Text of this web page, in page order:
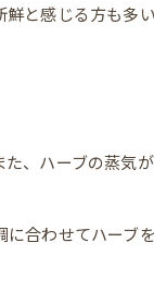
と感じる方も多
、ハーブの蒸気
合わせてハーブ